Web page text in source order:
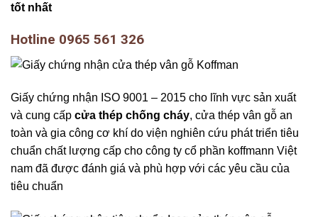
tốt nhất
Hotline 0965 561 326
Giấy chứng nhận ISO 9001 – 2015 cho lĩnh vực sản xuất
và cung cấp cửa thép chống cháy, cửa thép vân gỗ an
toàn và gia công cơ khí do viện nghiên cứu phát triển tiêu
chuẩn chất lượng cấp cho công ty cổ phần koffmann Việt
nam đã được đánh giá và phù hợp với các yêu cầu của
tiêu chuẩn